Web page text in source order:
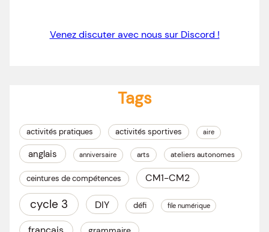
Venez discuter avec nous sur Discord !
Tags
activités pratiques activités sportives aire
anglais anniversaire arts ateliers autonomes
ceintures de compétences CM1-CM2
cycle 3 DIY défi file numérique